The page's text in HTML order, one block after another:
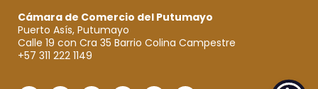
Cámara de Comercio del Putumayo
Puerto Asís, Putumayo
Calle 19 con Cra 35 Barrio Colina Campestre
+57 311 222 1149